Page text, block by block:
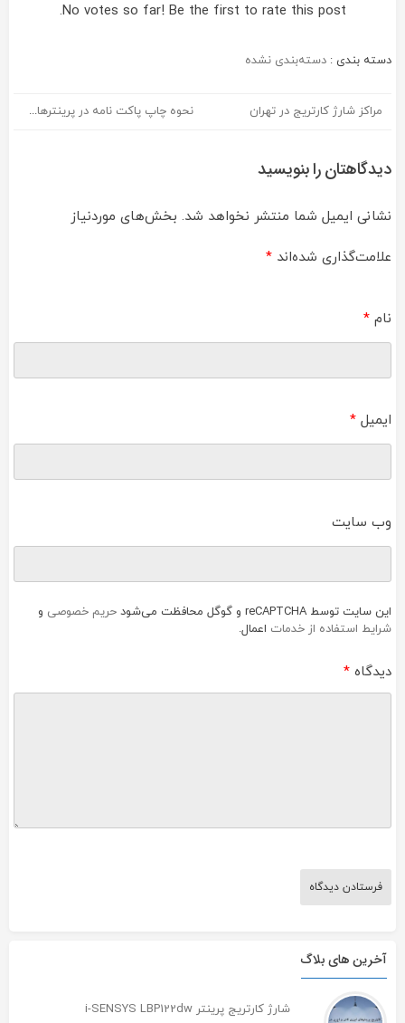
No votes so far! Be the first to rate this post.
دسته بندی : دسته‌بندی نشده
راهبری
مراکز شارژ کارتریج در تهران نحوه چاپ پاکت نامه در پرینترهای اچ پی و کانن
دیدگاهتان را بنویسید
نشانی ایمیل شما منتشر نخواهد شد. بخش‌های موردنیاز
علامت‌گذاری شده‌اند *
نام *
ایمیل *
وب‌ سایت
این سایت توسط reCAPTCHA و گوگل محافظت می‌شود حریم خصوصی و
شرایط استفاده از خدمات اعمال.
دیدگاه *
آخرین های بلاگ
شارژ کارتریج پرینتر i-SENSYS LBP122dw